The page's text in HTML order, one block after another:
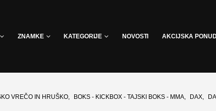
ZNAMKE KATEGORIJE NOVOSTI AKCIJSKA
VREČO IN HRUŠKO, BOKS - KICKBOX - TAJSKI BOKS - MMA, DAX,